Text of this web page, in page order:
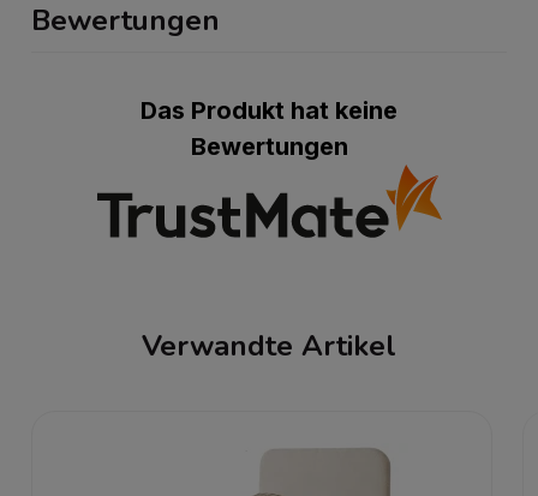
Bewertungen
Das Produkt hat keine
Bewertungen
Verwandte Artikel